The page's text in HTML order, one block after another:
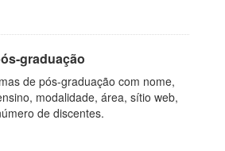
graduação
de pós-graduação com nome,
modalidade, área, sítio web,
de discentes.